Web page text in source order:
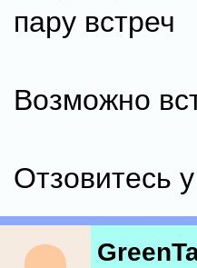
пару встреч
Возможно
Отзовитесь